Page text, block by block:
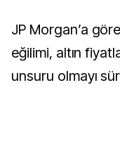
JP Morgan’a
eğilimi, altın
unsuru olmayı